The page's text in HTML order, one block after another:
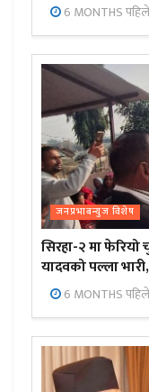
6 MONTHS पहिले
जनप्रभाबन्युज विशेष
सिरहा-२ मा फेरियो
यादवको पल्ला
6 MONTHS पहिले